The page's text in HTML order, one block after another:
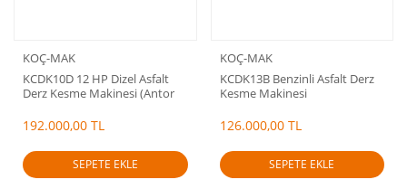
KOÇ-MAK
KCDK10D 12 HP Dizel Asfalt
Derz Kesme Makinesi (Antor
192.000,00 TL
SEPETE EKLE
KOÇ-MAK
KCDK13B Benzinli Asfalt Derz
Kesme Makinesi
126.000,00 TL
SEPETE EKLE